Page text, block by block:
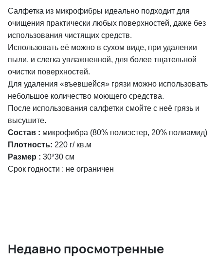
Салфетка из микрофибры идеально подходит для
очищения практически любых поверхностей, даже без
использования чистящих средств.
Использовать её можно в сухом виде, при удалении
пыли, и слегка увлажненной, для более тщательной
очистки поверхностей.
Для удаления «въевшейся» грязи можно использовать
небольшое количество моющего средства.
После использования салфетки смойте с неё грязь и
высушите.
Состав : микрофибра (80% полиэстер, 20% полиамид)
Плотность: 220 г/ кв.м
Размер : 30*30 см
Срок годности : не ограничен
Недавно просмотренные